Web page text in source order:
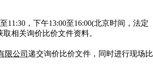
至11:30 ，下午13:00至16:00(北京时间，法定
相关询价比价文件资料。
限公司 递交询价比价文件，同时进行现场比